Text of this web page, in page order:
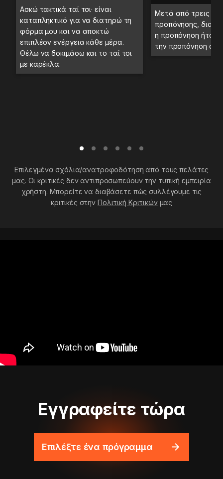
Ασκώ τακτικά ταί τσι· είναι
καταπληκτικό για να διατηρώ τη
φόρμα μου και να αποκτώ
επιπλέον ενέργεια κάθε μέρα.
Θέλω να δοκιμάσω και το ταί τσι
με καρέκλα.
Μετά από τρεις
προπόνησης,
η προπόνηση ήταν
την προπόνηση στο
Επιλεγμένα σχόλια/ανατροφοδότηση από τους πελάτες
μας. Οι κριτικές δεν αντιπροσωπεύουν την τυπική εμπειρία
χρήστη. Μπορείτε να διαβάσετε πώς συλλέγουμε τις
κριτικές στην Πολιτική Κριτικώνμας
Εγγραφείτε τώρα
Επιλέξτε ένα πρόγραμμα